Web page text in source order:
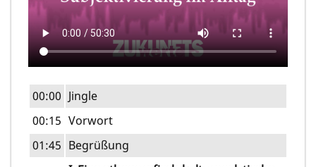
00:00 Jingle
00:15 Vorwort
01:45 Begrüßung